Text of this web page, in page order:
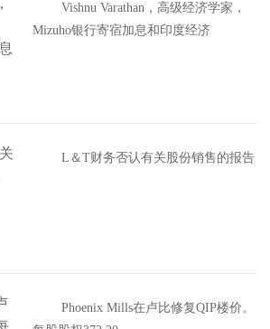
Vishnu Varathan，高级经济学家，
Mizuho银行寄宿加息和印度经济
L＆T财务否认有关股份销售的报告
Phoenix Mills在卢比修复QIP楼价。